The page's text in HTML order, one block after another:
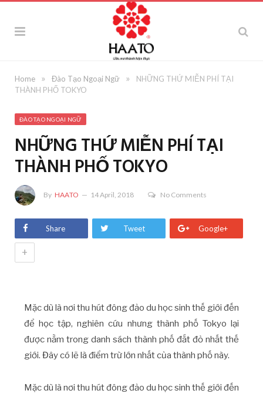
Home » Đào Tạo Ngoại Ngữ »
NHỮNG THỨ MIỄN PHÍ TẠI
THÀNH PHỐ TOKYO
ĐÀO TẠO NGOẠI NGỮ
NHỮNG THỨ MIỄN PHÍ TẠI
THÀNH PHỐ TOKYO
By HAATO 14 April, 2018 No Comments
Share Tweet Google+
+
Mặc dù là nơi thu hút đông đảo du học sinh thế giới đến
để học tập, nghiên cứu nhưng thành phố Tokyo lại
được nằm trong danh sách thành phố đắt đỏ nhất thế
giới. Đây có lẽ là điểm trừ lớn nhất của thành phố này.
Mặc dù là nơi thu hút đông đảo du học sinh thế giới đến